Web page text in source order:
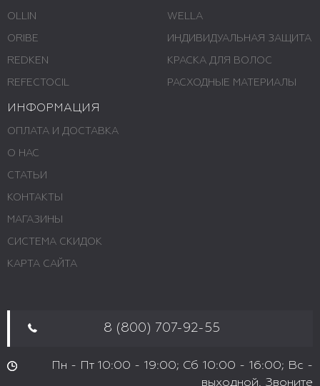
OLLIN
ORIBE
REDKEN
REFECTOCIL
WELLA
ИНДИВИДУАЛЬНАЯ ЗАЩИТА
КРАСКА ДЛЯ ВОЛОС
РАСХОДНЫЕ МАТЕРИАЛЫ
ИНФОРМАЦИЯ
ОПЛАТА И ДОСТАВКА
О НАС
СТАТЬИ
КОНТАКТЫ
МАГАЗИНЫ
СИСТЕМА СКИДОК
КАРТА САЙТА
8 (800) 707-92-55
Пн - Пт 10:00 - 19:00; Сб 10:00 - 16:00; Вс -
выходной. Звоните